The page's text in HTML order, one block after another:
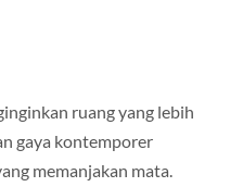
ruang yang lebih
gaya kontemporer
memanjakan mata.